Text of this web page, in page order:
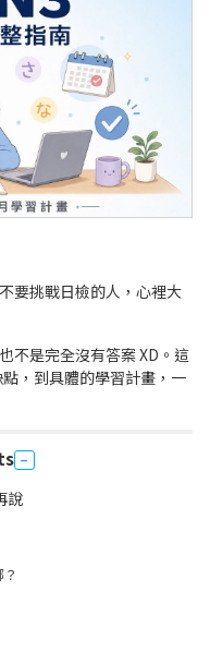
要挑戰日檢的人，心裡大
是完全沒有答案 XD。這
，到具體的學習計畫，一
說